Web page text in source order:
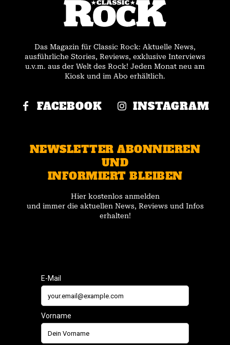
Das Magazin für Classic Rock: Aktuelle News,
ausführliche Stories, Reviews, exklusive Interviews
u.v.m. aus der Welt des Rock! Jeden Monat neu am
Kiosk und im Abo erhältlich.
FACEBOOK INSTAGRAM
NEWSLETTER ABONNIEREN
UND
INFORMIERT BLEIBEN
Hier kostenlos anmelden
und immer die aktuellen News, Reviews und Infos
erhalten!